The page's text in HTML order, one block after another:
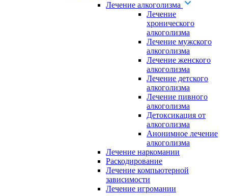
Лечение алкоголизма
Лечение
хронического
алкоголизма
Лечение мужского
алкоголизма
Лечение женского
алкоголизма
Лечение детского
алкоголизма
Лечение пивного
алкоголизма
Детоксикация от
алкоголизма
Анонимное лечение
алкоголизма
Лечение наркомании
Раскодирование
Лечение компьютерной
зависимости
Лечение игромании